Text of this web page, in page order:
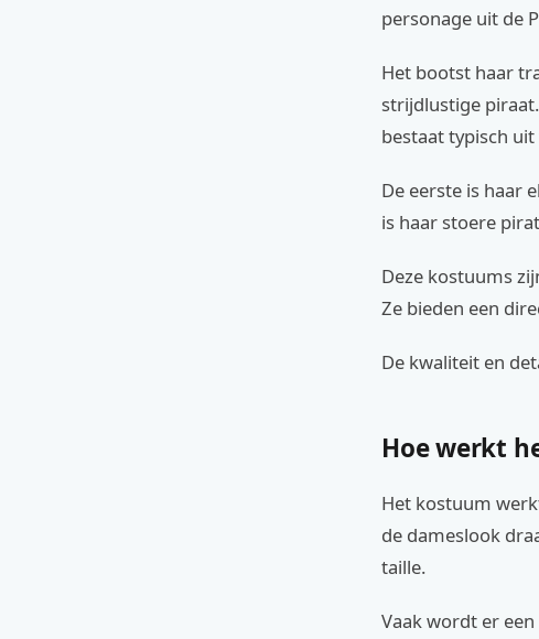
personage uit de
Het bootst haar
strijdlustige
bestaat typisch
De eerste is haar
is haar stoere
Deze kostuums
Ze bieden een
De kwaliteit en
Hoe werkt
Het kostuum
de dameslook
taille.
Vaak wordt er